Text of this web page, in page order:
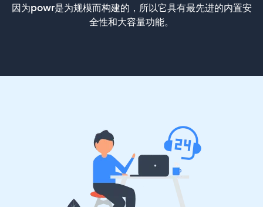
因为powr是为规模而构建的，所以它具有最先进的内置安
全性和大容量功能。